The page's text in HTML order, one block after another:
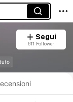
Segui
511 Follower